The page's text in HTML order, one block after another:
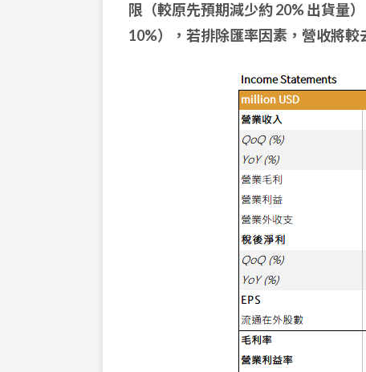
限（較原先預期減少約 20% 出貨量
10%），若排除匯率因素，營收將較